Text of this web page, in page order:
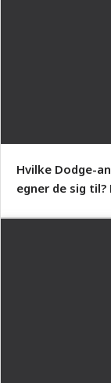
Hvilke Dodge-
egner de sig